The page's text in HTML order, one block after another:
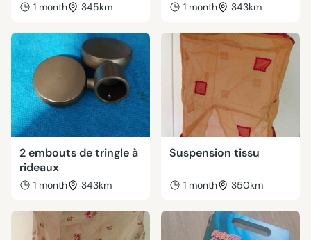
1 month 345km 1 month 343km
2 embouts de tringle à
rideaux
1 month 343km
Suspension tissu
1 month 350km